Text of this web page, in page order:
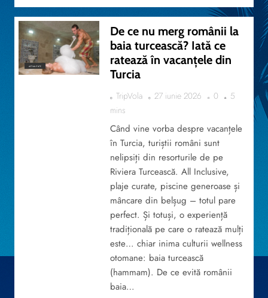
ACTUALITATE
De ce nu merg românii la
baia turcească? Iată ce
ratează în vacanțele din
Turcia
TripVola 27 iunie 2026 0
5
mins
Când vine vorba despre vacanțele
în Turcia, turiștii români sunt
nelipsiți din resorturile de pe
Riviera Turcească. All Inclusive,
plaje curate, piscine generoase și
mâncare din belșug – totul pare
perfect. Și totuși, o experiență
tradițională pe care o ratează mulți
este… chiar inima culturii wellness
otomane: baia turcească
(hammam). De ce evită românii
baia…